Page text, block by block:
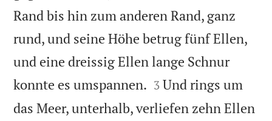
Rand bis hin zum anderen Rand, ganz
rund, und seine Höhe betrug fünf Ellen,
und eine dreissig Ellen lange Schnur
konnte es umspannen. 

3 Und rings um
das Meer, unterhalb, verliefen zehn Ellen